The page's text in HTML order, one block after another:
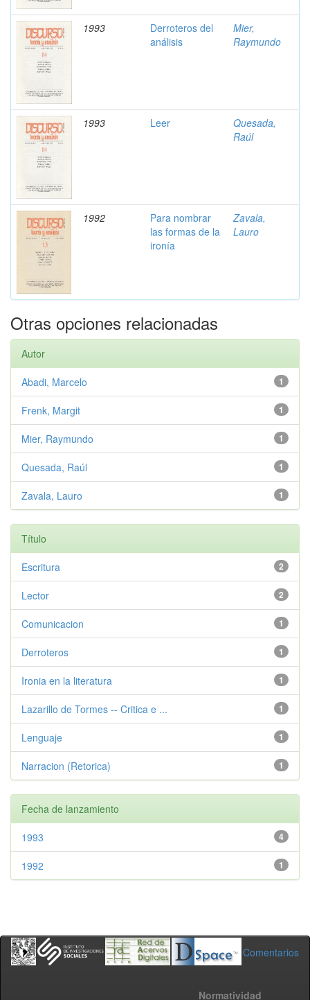
1993
Derroteros del
análisis
Mier,
Raymundo
1993 Leer
Quesada,
Raúl
1992
Para nombrar
las formas de la
ironía
Zavala,
Lauro
Otras opciones relacionadas
Autor
1
Abadi, Marcelo
1
Frenk, Margit
1
Mier, Raymundo
1
Quesada, Raúl
1
Zavala, Lauro
Título
2
Escritura
2
Lector
1
Comunicacion
1
Derroteros
1
Ironia en la literatura
1
Lazarillo de Tormes -- Critica e ...
1
Lenguaje
1
Narracion (Retorica)
Fecha de lanzamiento
4
1993
1
1992
Comentarios
Normatividad